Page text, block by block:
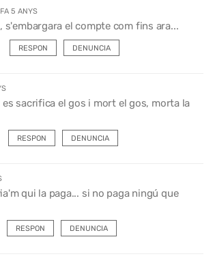
FA 5 ANYS
s'embargara el compte com fins ara...
RESPON DENUNCIA
es sacrifica el gos i mort el gos, morta la
RESPON DENUNCIA
qui la paga... si no paga ningú que
RESPON DENUNCIA